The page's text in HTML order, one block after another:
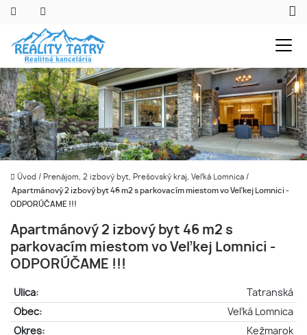
Úvod / Prenájom, 2 izbový byt, Prešovský kraj, Veľká Lomnica /
Apartmánový 2 izbový byt 46 m2 s parkovacím miestom vo Veľkej Lomnici -
ODPORÚČAME !!!
Apartmánový 2 izbový byt 46 m2 s
parkovacím miestom vo Veľkej Lomnici -
ODPORÚČAME !!!
Ulica:
Tatranská
Obec:
Veľká Lomnica
Okres:
Kežmarok